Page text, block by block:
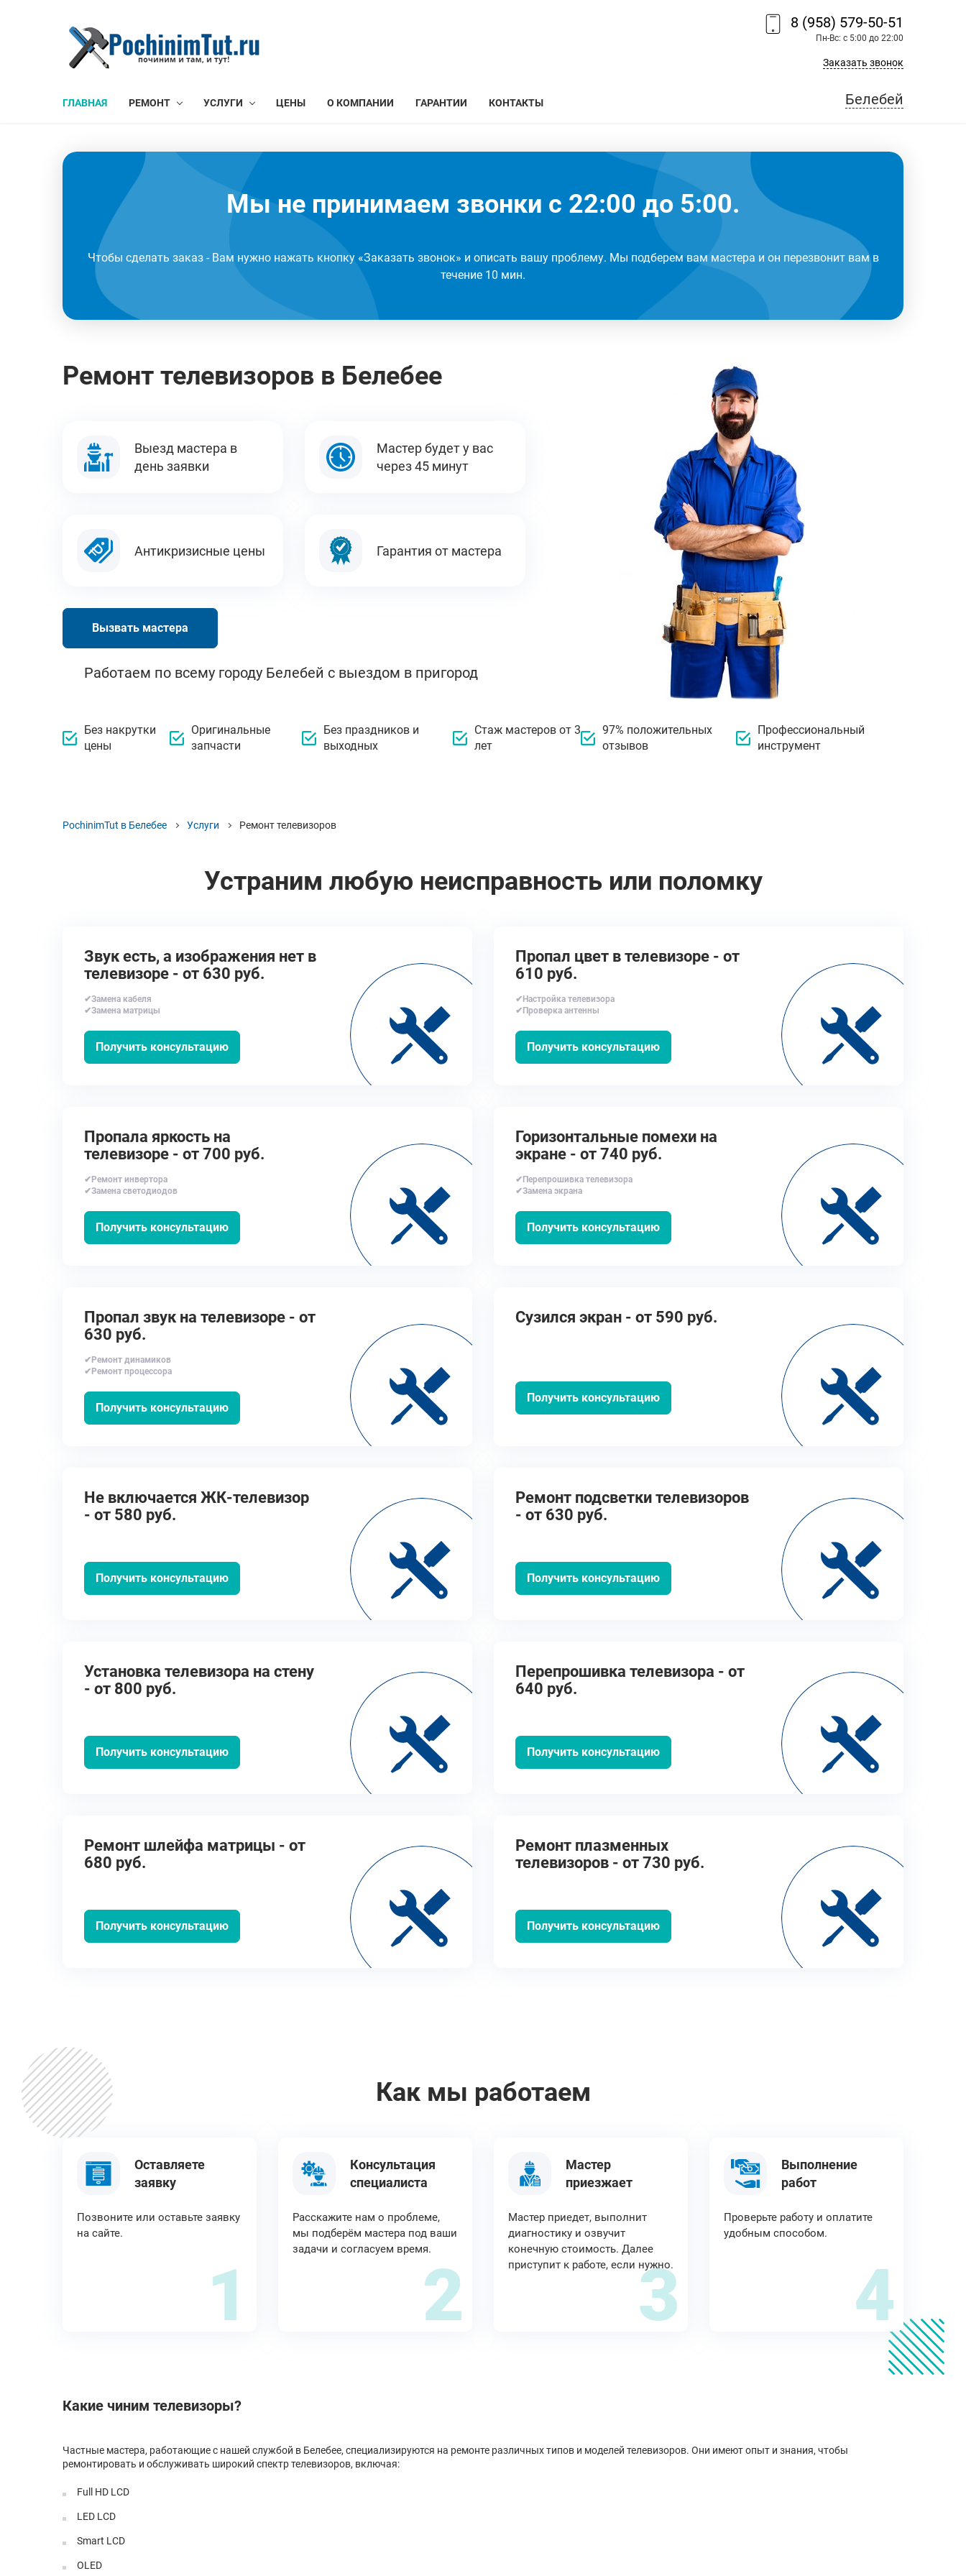
8 (958) 579-50-51
Пн-Вс: с 5:00 до 22:00
Заказать звонок
ГЛАВНАЯ РЕМОНТ УСЛУГИ ЦЕНЫ О КОМПАНИИ ГАРАНТИИ КОНТАКТЫ Белебей
Мы не принимаем звонки с 22:00 до 5:00.
Чтобы сделать заказ - Вам нужно нажать кнопку «Заказать звонок» и описать вашу проблему. Мы подберем вам мастера и он перезвонит вам в
течение 10 мин.
Ремонт телевизоров в Белебее
Выезд мастера в
день заявки
Мастер будет у вас
через 45 минут
Антикризисные цены Гарантия от мастера
Вызвать мастера
Работаем по всему городу Белебей с выездом в пригород
Без накрутки
цены
Оригинальные
запчасти
Без праздников и
выходных
Стаж мастеров от 3
лет
97% положительных
отзывов
Профессиональный
инструмент
PochinimTut в Белебее Услуги Ремонт телевизоров
Устраним любую неисправность или поломку
Звук есть, а изображения нет в
телевизоре - от 630 руб.
✔Замена кабеля
✔Замена матрицы
Получить консультацию
Пропал цвет в телевизоре - от
610 руб.
✔Настройка телевизора
✔Проверка антенны
Получить консультацию
Пропала яркость на
телевизоре - от 700 руб.
✔Ремонт инвертора
✔Замена светодиодов
Получить консультацию
Горизонтальные помехи на
экране - от 740 руб.
✔Перепрошивка телевизора
✔Замена экрана
Получить консультацию
Пропал звук на телевизоре - от
630 руб.
✔Ремонт динамиков
✔Ремонт процессора
Получить консультацию
Cузился экран - от 590 руб.
Получить консультацию
Не включается ЖК-телевизор
- от 580 руб.
Получить консультацию
Ремонт подсветки телевизоров
- от 630 руб.
Получить консультацию
Установка телевизора на стену
- от 800 руб.
Получить консультацию
Перепрошивка телевизора - от
640 руб.
Получить консультацию
Ремонт шлейфа матрицы - от
680 руб.
Получить консультацию
Ремонт плазменных
телевизоров - от 730 руб.
Получить консультацию
Как мы работаем
Оставляете
заявку
Позвоните или оставьте заявку
на сайте.
1
Консультация
специалиста
Расскажите нам о проблеме,
мы подберём мастера под ваши
задачи и согласуем время.
2
Мастер
приезжает
Мастер приедет, выполнит
диагностику и озвучит
конечную стоимость. Далее
приступит к работе, если нужно.
3
Выполнение
работ
Проверьте работу и оплатите
удобным способом.
4
Какие чиним телевизоры?
Частные мастера, работающие с нашей службой в Белебее, специализируются на ремонте различных типов и моделей телевизоров. Они имеют опыт и знания, чтобы
ремонтировать и обслуживать широкий спектр телевизоров, включая:
Full HD LCD
LED LCD
Smart LCD
OLED